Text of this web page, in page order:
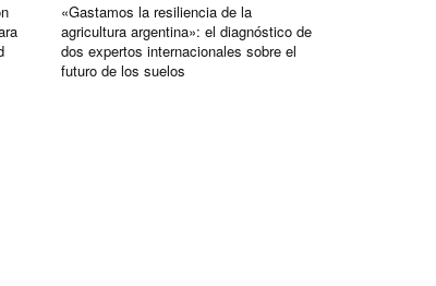
«Gastamos la resiliencia de la
agricultura argentina»: el diagnóstico de
dos expertos internacionales sobre el
futuro de los suelos